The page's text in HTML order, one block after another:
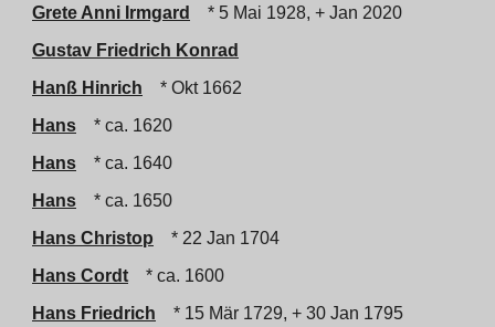
Grete Anni Irmgard
* 5 Mai 1928, + Jan 2020
Gustav Friedrich Konrad
Hanß Hinrich
* Okt 1662
Hans
* ca. 1620
Hans
* ca. 1640
Hans
* ca. 1650
Hans Christop
* 22 Jan 1704
Hans Cordt
* ca. 1600
Hans Friedrich
* 15 Mär 1729, + 30 Jan 1795